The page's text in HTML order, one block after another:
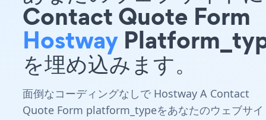
Contact Quote Form
Hostway
を埋め込みます。
面倒なコーディングなしで Hostway A Contact
Quote Form platform_typeをあなたのウェブサイ